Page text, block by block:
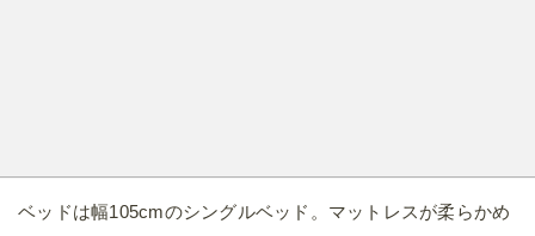
ベッドは幅105cmのシングルベッド。マットレスが柔らかめ